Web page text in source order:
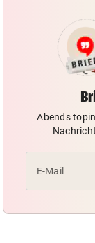
Abends
E-Mail